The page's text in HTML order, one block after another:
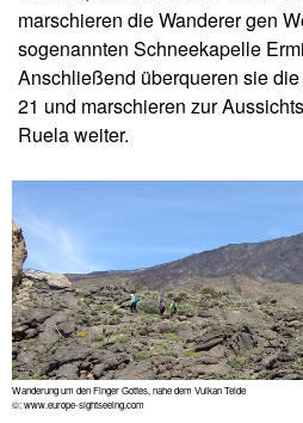
marschieren die Wanderer gen
sogenannten Schneekapelle
Anschließend überqueren sie
21 und marschieren zur
Ruela weiter.
Wanderung um den Finger Gottes, nahe dem Vulkan Teide
©: www.europe-sightseeing.com